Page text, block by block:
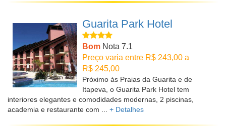
Guarita Park Hotel
Bom Nota 7.1
Preço varia entre R$ 243,00 a
R$ 245,00
Próximo às Praias da Guarita e de
Itapeva, o Guarita Park Hotel tem
interiores elegantes e comodidades modernas, 2 piscinas,
academia e restaurante com ... + Detalhes